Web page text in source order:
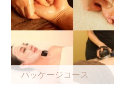
パッケージコース